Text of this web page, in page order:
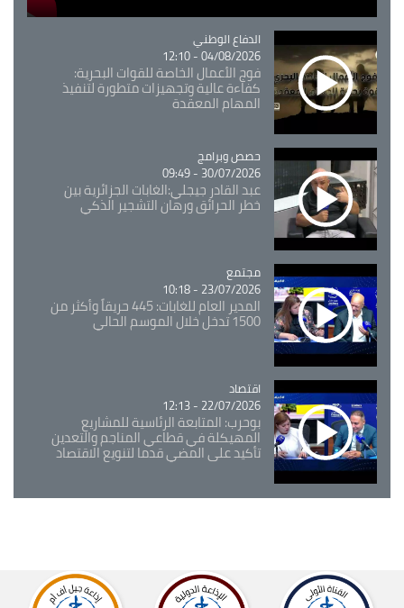
Catégorie
الدفاع الوطني
04/08/2026 - 12:10
فوج الأعمال الخاصة للقوات البحرية:
كفاءة عالية وتجهيزات متطورة لتنفيذ
المهام المعقدة
Catégorie
حصص وبرامج
30/07/2026 - 09:49
عبد القادر جيجلي:الغابات الجزائرية بين
خطر الحرائق ورهان التشجير الذكي
Catégorie
مجتمع
23/07/2026 - 10:18
المدير العام للغابات: 445 حريقاً وأكثر من
1500 تدخل خلال الموسم الحالي
Catégorie
اقتصاد
22/07/2026 - 12:13
بوحرب: المتابعة الرئاسية للمشاريع
المهيكلة في قطاعي المناجم والتعدين
تأكيد على المضي قدما لتنويع الاقتصاد